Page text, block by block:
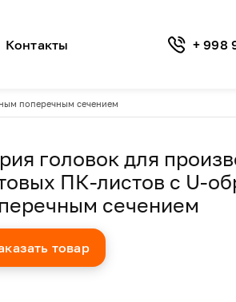
Контакты + 998
поперечным сечением
головок для
ПК-листов с U-
сечением
товар